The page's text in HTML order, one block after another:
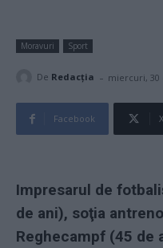
Moravuri Sport
De Redacţia - miercuri, 30
Facebook X
Impresarul de
de ani), soţia
Reghecampf (45 de